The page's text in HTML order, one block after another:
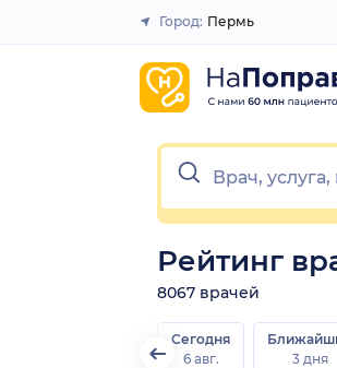
Закрыть
Город: Пермь
Рейтинг
8067 врачей
Сегодня
6 авг.
3 дня